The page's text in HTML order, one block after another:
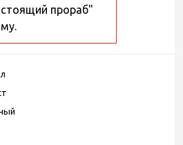
прораб"